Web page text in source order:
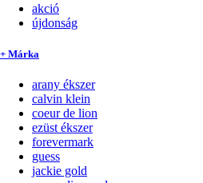
akció
újdonság
+ Márka
arany ékszer
calvin klein
coeur de lion
ezüst ékszer
forevermark
guess
jackie gold